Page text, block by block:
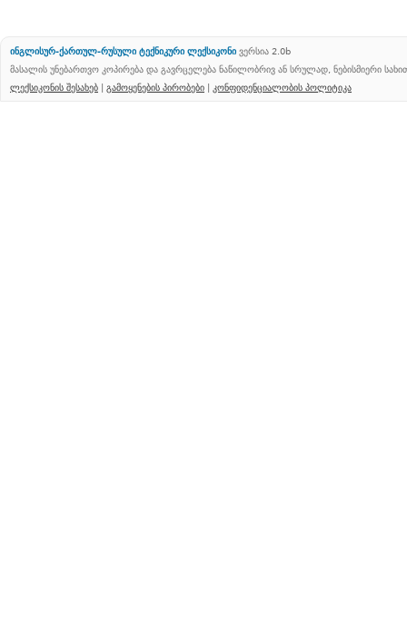
ინგლისურ-ქართულ-რუსული ტექნიკური ლექსიკონი ვერსია 2.0b
მასალის უნებართვო კოპირება და გავრცელება ნაწილობრივ ან სრულად, ნებისმიერი
ლექსიკონის შესახებ | გამოყენების პირობები | კონფიდენციალობის პოლიტიკა